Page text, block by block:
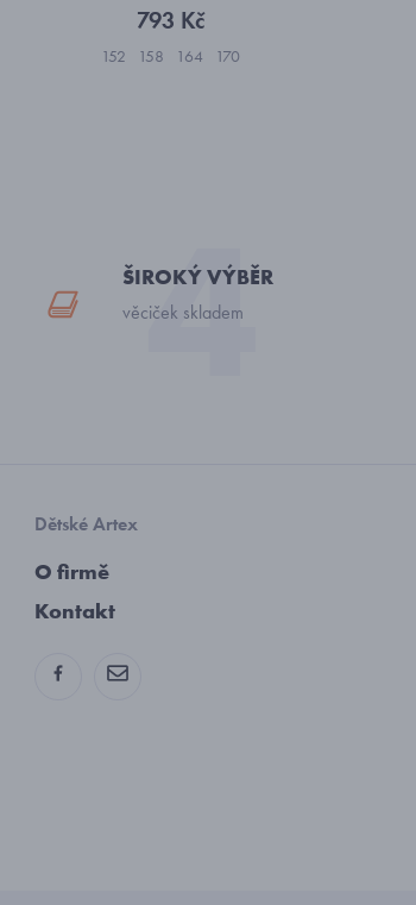
793 Kč
152 158 164 170
ŠIROKÝ VÝBĚR
věciček skladem
Dětské Artex
O firmě
Kontakt